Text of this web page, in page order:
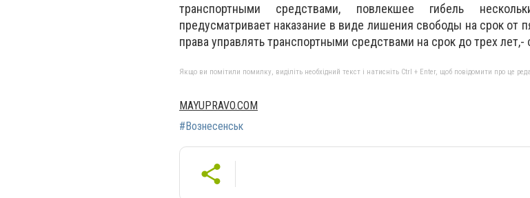
транспортными средствами, повлекшее гибель
предусматривает наказание в виде лишения свободы на срок от
права управлять транспортными средствами на срок до трех
Якщо ви помітили помилку, виділіть необхідний текст і натисніть Ctrl + Enter, щоб повідомити про це
MAYUPRAVO.COM
#Вознесенськ